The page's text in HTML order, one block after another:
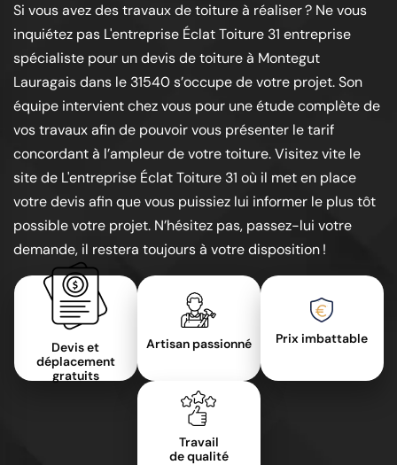
Si vous avez des travaux de toiture à réaliser ? Ne vous
inquiétez pas L'entreprise Éclat Toiture 31 entreprise
spécialiste pour un devis de toiture à Montegut
Lauragais dans le 31540 s’occupe de votre projet. Son
équipe intervient chez vous pour une étude complète de
vos travaux afin de pouvoir vous présenter le tarif
concordant à l’ampleur de votre toiture. Visitez vite le
site de L'entreprise Éclat Toiture 31 où il met en place
votre devis afin que vous puissiez lui informer le plus tôt
possible votre projet. N’hésitez pas, passez-lui votre
demande, il restera toujours à votre disposition !
Devis et
déplacement
gratuits
Artisan passionné Prix imbattable
Travail
de qualité